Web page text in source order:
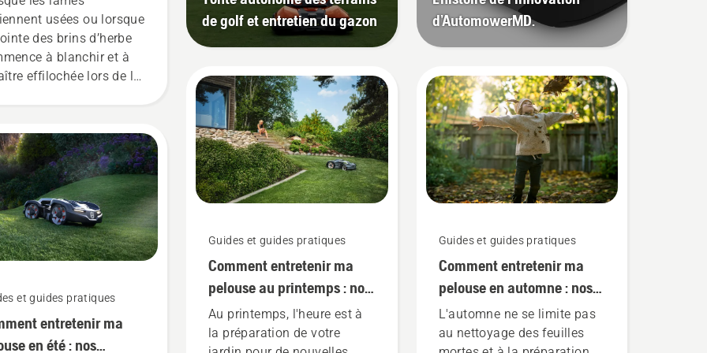
usées ou lorsque
des brins d’herbe
à blanchir et à
effilochée lors de la
pour maintenir
Assurez-vous
utiliser les
et les vis d’origine et
remplacer la vis
temps que la lame
de la
sinon la vis
se desserrer au cours
et guides pratiques
entretenir ma
en été : nos
de golf et entretien du gazon
Guides et guides pratiques
Comment entretenir ma
pelouse au printemps : nos
9 meilleurs conseils
Au printemps, l'heure est à
la préparation de votre
d’AutomowerMD.
Guides et guides pratiques
Comment entretenir ma
pelouse en automne : nos
6 meilleurs conseils
L'automne ne se limite pas
au nettoyage des feuilles